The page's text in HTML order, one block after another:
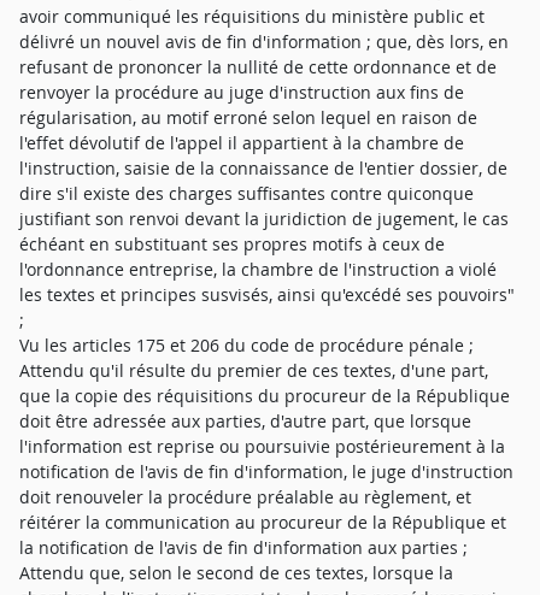
avoir communiqué les réquisitions du ministère public et
délivré un nouvel avis de fin d'information ; que, dès lors, en
refusant de prononcer la nullité de cette ordonnance et de
renvoyer la procédure au juge d'instruction aux fins de
régularisation, au motif erroné selon lequel en raison de
l'effet dévolutif de l'appel il appartient à la chambre de
l'instruction, saisie de la connaissance de l'entier dossier, de
dire s'il existe des charges suffisantes contre quiconque
justifiant son renvoi devant la juridiction de jugement, le cas
échéant en substituant ses propres motifs à ceux de
l'ordonnance entreprise, la chambre de l'instruction a violé
les textes et principes susvisés, ainsi qu'excédé ses pouvoirs"
;
Vu les articles 175 et 206 du code de procédure pénale ;
Attendu qu'il résulte du premier de ces textes, d'une part,
que la copie des réquisitions du procureur de la République
doit être adressée aux parties, d'autre part, que lorsque
l'information est reprise ou poursuivie postérieurement à la
notification de l'avis de fin d'information, le juge d'instruction
doit renouveler la procédure préalable au règlement, et
réitérer la communication au procureur de la République et
la notification de l'avis de fin d'information aux parties ;
Attendu que, selon le second de ces textes, lorsque la